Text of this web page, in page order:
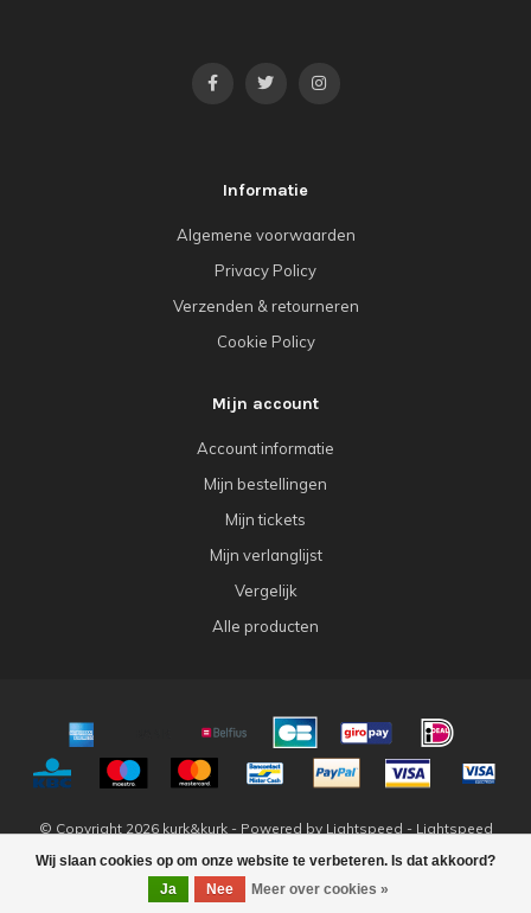
Wij slaan cookies op om onze website te verbeteren. Is dat akkoord?
Ja
Nee Meer over cookies »
Informatie
Algemene voorwaarden
Privacy Policy
Verzenden & retourneren
Cookie Policy
Mijn account
Account informatie
Mijn bestellingen
Mijn tickets
Mijn verlanglijst
Vergelijk
Alle producten
© Copyright 2026 kurk&kurk - Powered by Lightspeed - Lightspeed
designbyDyvelopment